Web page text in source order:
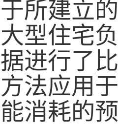
所建立
型住宅
进行了
法应用
消耗的